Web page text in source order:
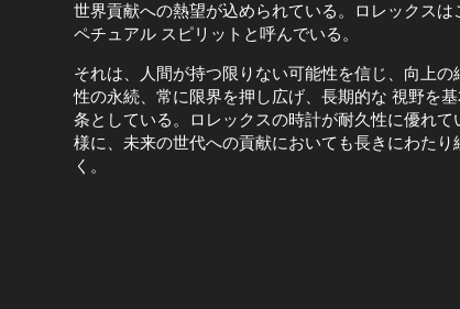
世界貢献への熱望が込められている。ロレックスは
ペチュアル スピリットと呼んでいる。
それは、人間が持つ限りない可能性を信じ、向上の
性の永続、常に限界を押し広げ、長期的な 視野を
条としている。ロレックスの時計が耐久性に優れて
様に、未来の世代への貢献においても長きにわたり
く。